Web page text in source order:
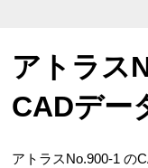
アトラス
CADデー
アトラスNo.900-1 の